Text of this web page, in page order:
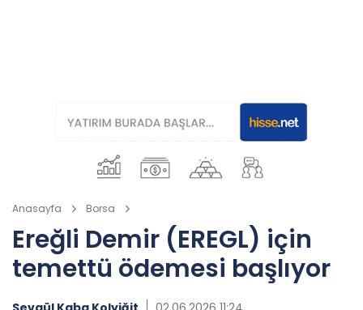
Anasayfa Borsa
Ereğli Demir (EREGL) için
temettü ödemesi başlıyor